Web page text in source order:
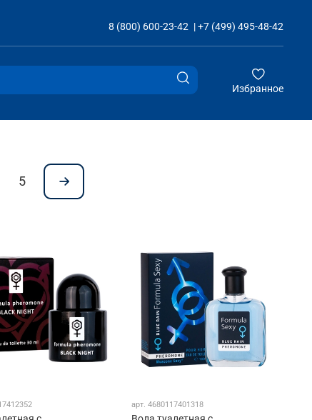
8 (800) 600-23-42 |+7 (499) 495-48-42
Избранное
5
арт.4680117401318